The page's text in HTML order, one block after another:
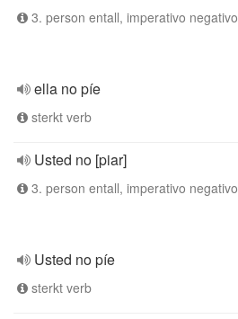
3. person entall, imperativo negativo
ella no píe
sterkt verb
Usted no [piar]
3. person entall, imperativo negativo
Usted no píe
sterkt verb